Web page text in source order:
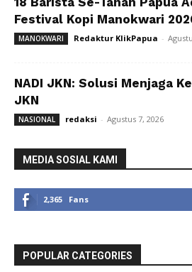
Festival Kopi Manokwari
MANOKWARI Redaktur KlikPapua -
NADI JKN: Solusi Menjaga
JKN
NASIONAL redaksi - Agustus 7, 2026
MEDIA SOSIAL KAMI
2,365 Fans
POPULAR CATEGORIES